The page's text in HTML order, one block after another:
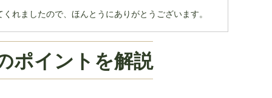
れましたので、ほんとうにありがとうございます。
ポイントを解説